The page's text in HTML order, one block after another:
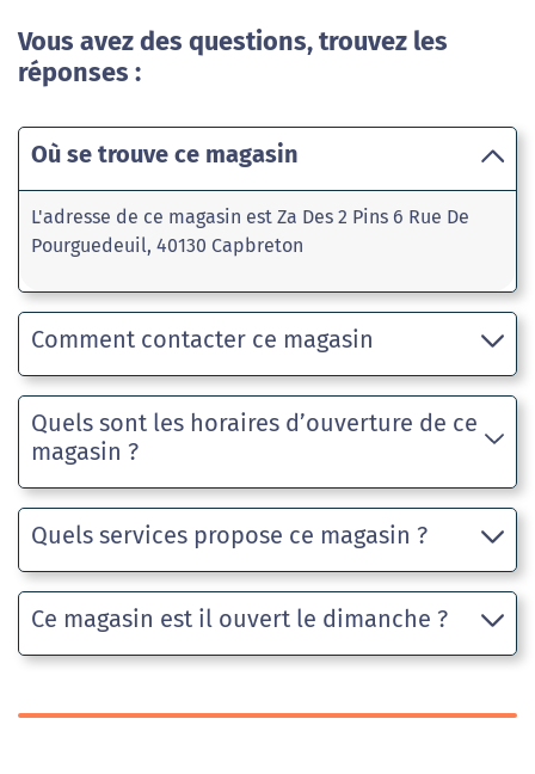
Vous avez des questions, trouvez les
réponses :
Où se trouve ce magasin
L'adresse de ce magasin est Za Des 2 Pins 6 Rue De
Pourguedeuil, 40130 Capbreton
Comment contacter ce magasin
Quels sont les horaires d’ouverture de ce
magasin ?
Quels services propose ce magasin ?
Ce magasin est il ouvert le dimanche ?